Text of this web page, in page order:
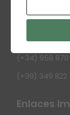
(+34) 617 269
(+34) 625 187
(+34) 958 870
(+39) 349 822
Enlaces